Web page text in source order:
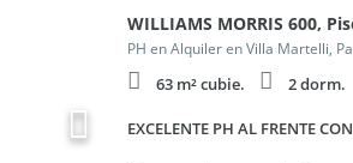
WILLIAMS MORRIS 600,
PH en Alquiler en Villa Martelli,
63 m² cubie. 2 dorm.
EXCELENTE PH AL FRENTE